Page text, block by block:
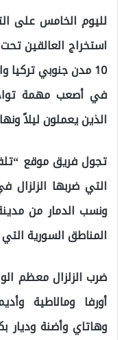
لليوم الخامس على
استخراج العالقين
10 مدن جنوبي
في أصعب مهمة
الذين يعملون ليلاً
تجول فريق موقع
التي ضربها الزلزال
ونسب الدمار من
المناطق السورية
ضرب الزلزال معظم
أورفا ومالاطية
وهاتاي وأضنة وديار